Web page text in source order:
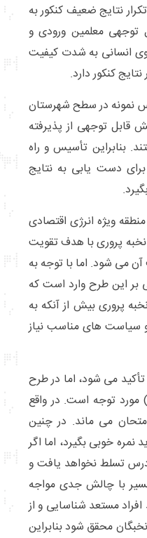
نتایج ضعیف کنکور به
توجهی معلمین ورودی و
انسانی به شدت کیفیت
کنکور دارد.
نمونه در سطح شهرستان
توجهی از پذیرفته
بنابراین تأسیس و راه
دست یابی به نتایج
ویژه انرژی اقتصادی
پروری با هدف تقویت
می شود. اما با توجه به
بر این طرح وارد است که
پروری بیش از آنکه به
و سیاست های مناسب نیاز
تأکید می شود، اما در طرح
مورد توجه است. در واقع
می ماند. در چنین
خوبی بگیرد، اما اگر
تسلط نخواهد یافت و
با چالش جدی مواجه
مستعد شناسایی و از
محقق شود بنابراین